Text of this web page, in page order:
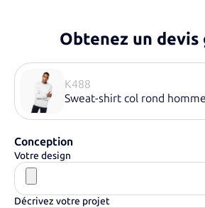
Obtenez un
K488
Sweat-shirt col rond homme
Conception
Votre design
Décrivez votre projet